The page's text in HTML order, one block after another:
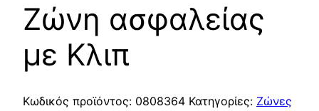
Ζώνη ασφαλείας
με Κλιπ
Κωδικός προϊόντος: 0808364 Κατηγορίες: Ζώνες